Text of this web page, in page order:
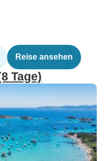
Reise ansehen
Tage)